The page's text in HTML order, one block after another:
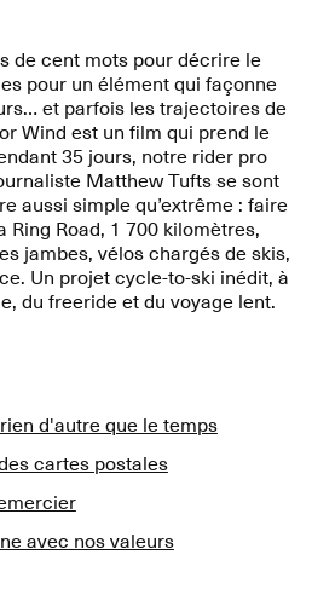
de cent mots pour décrire le
pour un élément qui façonne
et parfois les trajectoires de
Wind est un film qui prend le
35 jours, notre rider pro
Matthew Tufts se sont
aussi simple qu’extrême : faire
Ring Road, 1 700 kilomètres,
jambes, vélos chargés de skis,
Un projet cycle-to-ski inédit, à
du freeride et du voyage lent.
d'autre que le temps
cartes postales
avec nos valeurs